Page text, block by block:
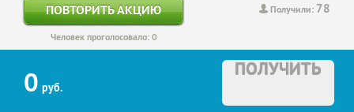
Получили: 78
ПОВТОРИТЬ АКЦИЮ
Человек проголосовало: 0
0 руб.
ПОЛУЧИТЬ